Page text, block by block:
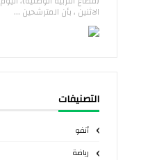
الاثنين ، بأن المترشحين ...
التصنيفات
أنفو
رياضة